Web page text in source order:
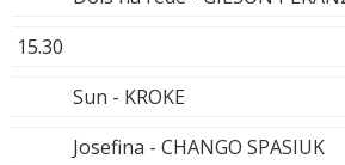
15.30
Sun - KROKE
Josefina - CHANGO SPASIUK